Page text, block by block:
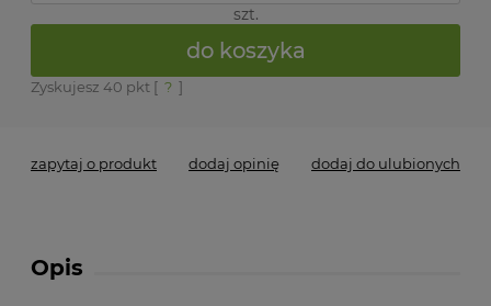
szt.
do koszyka
Zyskujesz 40 pkt [ ? ]
zapytaj o produkt dodaj opinię dodaj do ulubionych
Opis